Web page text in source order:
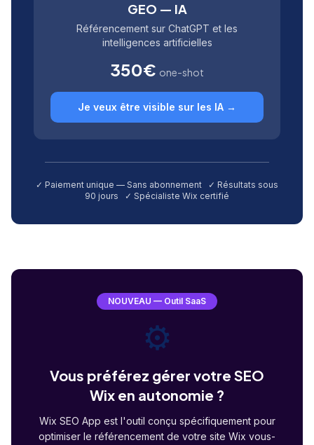
GEO — IA
Référencement sur ChatGPT et les
intelligences artificielles
350€ one-shot
Je veux être visible sur les IA →
✓ Paiement unique — Sans abonnement ✓ Résultats sous
90 jours ✓ Spécialiste Wix certifié
NOUVEAU — Outil SaaS
⚙️
Vous préférez gérer votre SEO
Wix en autonomie ?
Wix SEO App est l'outil conçu spécifiquement pour
optimiser le référencement de votre site Wix vous-